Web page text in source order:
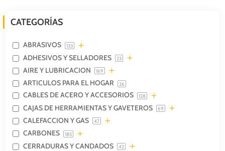
CATEGORÍAS
ABRASIVOS 133
ADHESIVOS Y SELLADORES 23
AIRE Y LUBRICACION 169
ARTICULOS PARA EL HOGAR 26
CABLES DE ACERO Y ACCESORIOS 128
CAJAS DE HERRAMIENTAS Y GAVETEROS 69
CALEFACCION Y GAS 47
CARBONES 185
CERRADURAS Y CANDADOS 42